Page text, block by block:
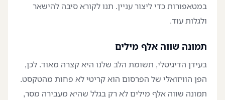
במטאפורות כדי ליצור עניין. תנו לקורא סיבה להישאר
ולגלות עוד.
תמונה שווה אלף מילים
בעידן הדיגיטלי, תשומת הלב שלנו היא קצרה מאוד. לכן,
הפן הוויזואלי של הפרסום הוא קריטי לא פחות מהטקסט.
תמונה שווה אלף מילים לא רק בגלל שהיא מעבירה מסר,